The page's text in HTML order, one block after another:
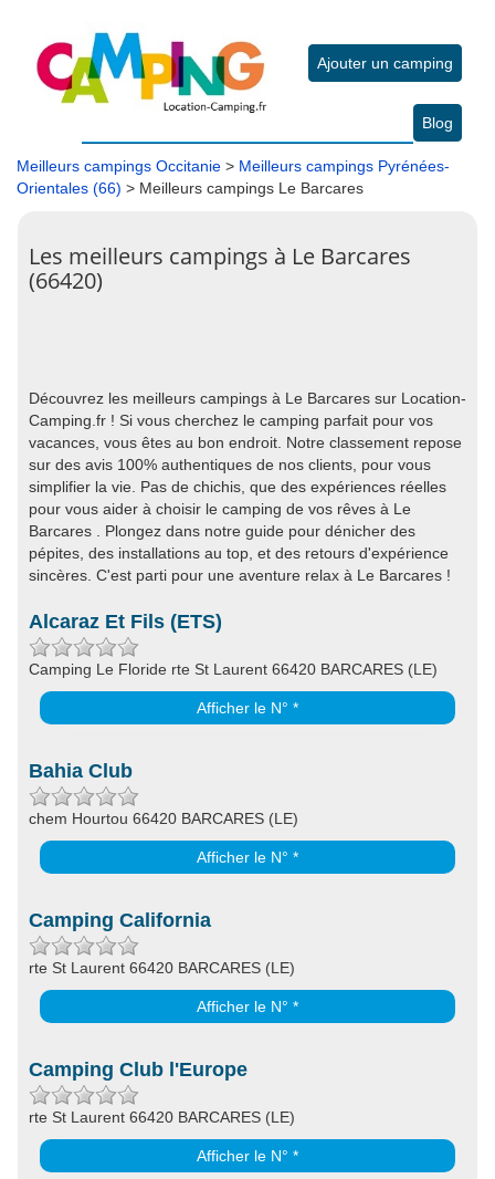
Ajouter un camping
Blog
Meilleurs campings Occitanie > Meilleurs campings Pyrénées-
Orientales (66) > Meilleurs campings Le Barcares
Les meilleurs campings à Le Barcares
(66420)
Découvrez les meilleurs campings à Le Barcares sur Location-
Camping.fr ! Si vous cherchez le camping parfait pour vos
vacances, vous êtes au bon endroit. Notre classement repose
sur des avis 100% authentiques de nos clients, pour vous
simplifier la vie. Pas de chichis, que des expériences réelles
pour vous aider à choisir le camping de vos rêves à Le
Barcares . Plongez dans notre guide pour dénicher des
pépites, des installations au top, et des retours d'expérience
sincères. C'est parti pour une aventure relax à Le Barcares !
Alcaraz Et Fils (ETS)
Camping Le Floride rte St Laurent 66420 BARCARES (LE)
Afficher le N° *
Bahia Club
chem Hourtou 66420 BARCARES (LE)
Afficher le N° *
Camping California
rte St Laurent 66420 BARCARES (LE)
Afficher le N° *
Camping Club l'Europe
rte St Laurent 66420 BARCARES (LE)
Afficher le N° *